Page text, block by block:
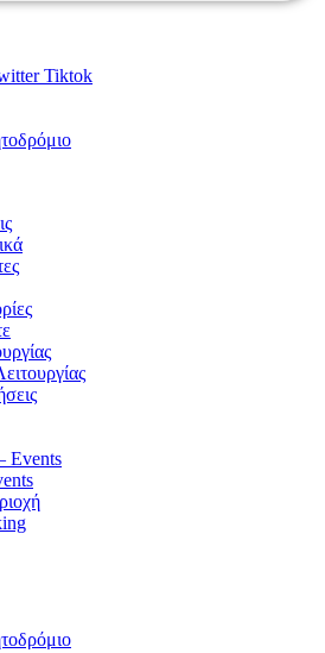
Tiktok
Events